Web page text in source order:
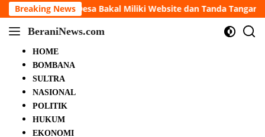
Langsung
ke
konten
Breaking News
dan Tanda Tangan Elektronik
BeraniNews.com
HOME
BOMBANA
SULTRA
NASIONAL
POLITIK
HUKUM
EKONOMI